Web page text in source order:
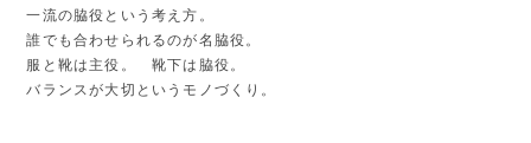
一流の脇役という考え方。
誰でも合わせられるのが名脇役。
服と靴は主役。 靴下は脇役。
バランスが大切というモノづくり。